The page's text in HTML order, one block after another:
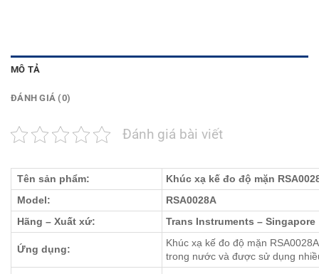
MÔ TẢ
ĐÁNH GIÁ (0)
Đánh giá bài viết
Tên sản phẩm:
Khúc xạ kế đo độ mặn
Model:
RSA0028A
Hãng – Xuất xứ:
Trans Instruments – Singapore
Ứng dụng:
Khúc xạ kế đo độ mặn
trong nước và được sử dụng